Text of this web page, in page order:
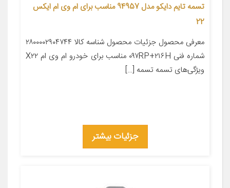
تسمه تایم دایکو مدل 94957 مناسب برای ام وی ام ایکس
22
معرفی محصول جزئیات محصول شناسه کالا ۲۸۰۰۰۰۲۹۰۴۷۴۴
شماره فنی ۰۹۷RP+۲۱۶H مناسب برای خودرو ام وی ام X۲۲
ویژگی‌های تسمه تسمه […]
جزئیات بیشتر